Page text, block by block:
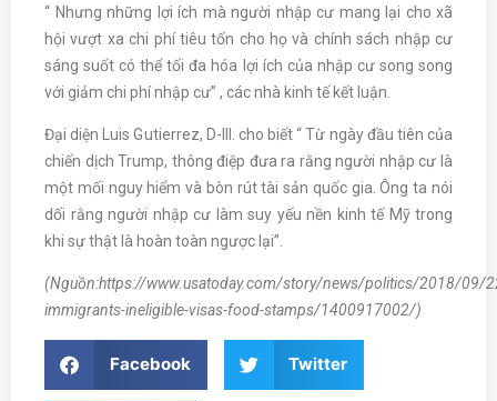
“ Nhưng những lợi ích mà người nhập cư mang lại cho xã
hội vượt xa chi phí tiêu tốn cho họ và chính sách nhập cư
sáng suốt có thể tối đa hóa lợi ích của nhập cư song song
với giảm chi phí nhập cư” , các nhà kinh tế kết luận.
Đại diện Luis Gutierrez, D-III. cho biết “ Từ ngày đầu tiên của
chiến dịch Trump, thông điệp đưa ra rằng người nhập cư là
một mối nguy hiểm và bòn rút tài sản quốc gia. Ông ta nói
dối rằng người nhập cư làm suy yếu nền kinh tế Mỹ trong
khi sự thật là hoàn toàn ngược lại”.
(Nguồn:https://www.usatoday.com/story/news/politics/2018/09/
immigrants-ineligible-visas-food-stamps/1400917002/)
Facebook Twitter